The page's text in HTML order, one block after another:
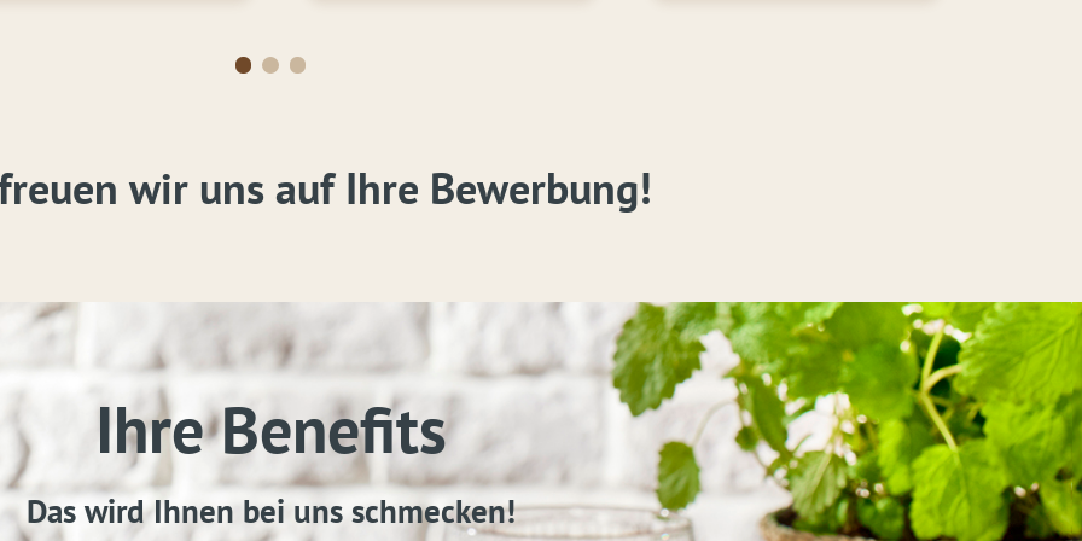
wir uns auf Ihre Bewerbung!
Ihre Benefits
Das wird Ihnen bei uns schmecken!